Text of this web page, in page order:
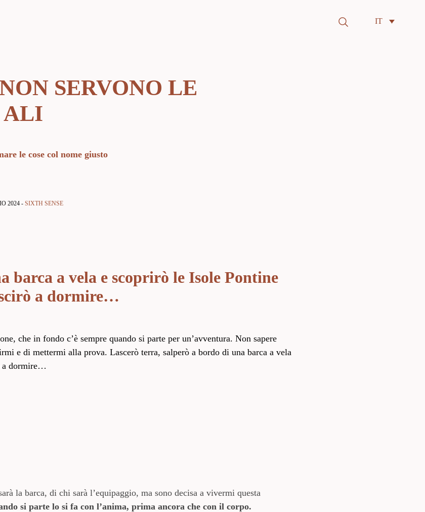
IT
SERVONO LE
ALI
le cose col nome giusto
2024 - SIXTH SENSE
barca a vela e scoprirò le Isole Pontine
a dormire…
che in fondo c’è sempre quando si parte per un’avventura. Non sapere
e di mettermi alla prova. Lascerò terra, salperò a bordo di una barca a vela
a dormire…
la barca, di chi sarà l’equipaggio, ma sono decisa a vivermi questa
si parte lo si fa con l’anima, prima ancora che con il corpo.